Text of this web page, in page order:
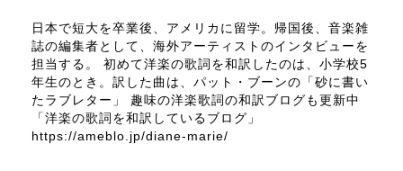
日本で短大を卒業後、アメリカに留学。帰国後、音楽雑
誌の編集者として、海外アーティストのインタビューを
担当する。 初めて洋楽の歌詞を和訳したのは、小学校5
年生のとき。訳した曲は、パット・ブーンの「砂に書い
たラブレター」 趣味の洋楽歌詞の和訳ブログも更新中
「洋楽の歌詞を和訳しているブログ」
https://ameblo.jp/diane-marie/